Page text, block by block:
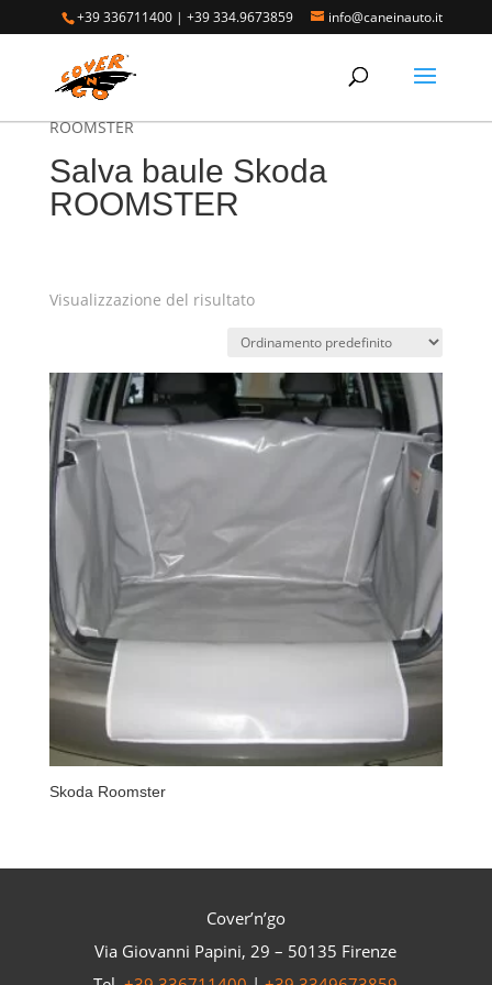
+39 336711400 |+39 334.9673859 info@caneinauto.it
Home/SALVA BAULE - Vasca Telo Copribaule
Auto/SALVA BAULE SKODA
ROOMSTER
Salva baule Skoda
ROOMSTER
Visualizzazione del risultato
Skoda Roomster
Cover’n’go
Via Giovanni Papini, 29 – 50135 Firenze